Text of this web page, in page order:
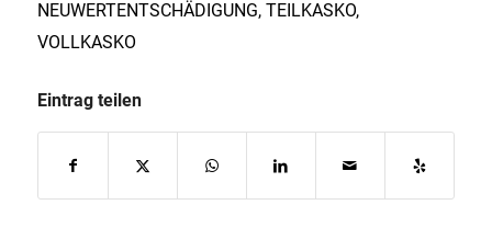
NEUWERTENTSCHÄDIGUNG, TEILKASKO,
VOLLKASKO
Eintrag teilen